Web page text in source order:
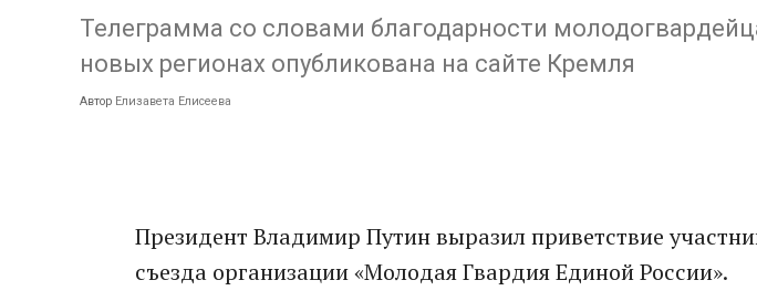
Телеграмма со словами благодарности
новых регионах опубликована на сайте Кремля
Автор Елизавета Елисеева
Президент Владимир Путин выразил приветствие
съезда организации «Молодая Гвардия Единой России».